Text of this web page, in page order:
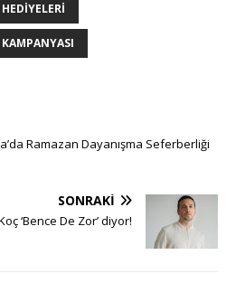
Ramazan Dayanışma Seferberliği
SONRAKI
‘Bence De Zor’ diyor!